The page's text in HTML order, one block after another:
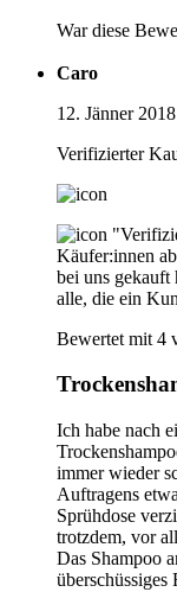
War diese
Caro
12. Jänner 2018
Verifizierter
Käufer:innen
bei uns gekauft
alle, die ein
Bewertet mit 4
Ich habe nach
immer wieder
Auftragens
Sprühdose
trotzdem, vor
Das Shampoo
überschüssiges